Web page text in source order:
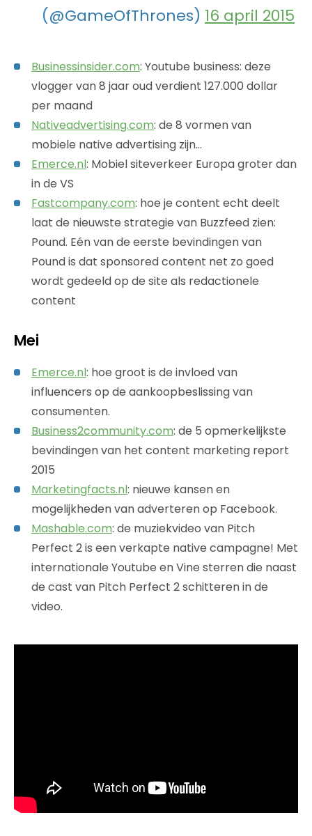
(@GameOfThrones) 16 april 2015
Businessinsider.com: Youtube business: deze
vlogger van 8 jaar oud verdient 127.000 dollar
per maand
Nativeadvertising.com: de 8 vormen van
mobiele native advertising zijn…
Emerce.nl: Mobiel siteverkeer Europa groter dan
in de VS
Fastcompany.com: hoe je content echt deelt
laat de nieuwste strategie van Buzzfeed zien:
Pound. Eén van de eerste bevindingen van
Pound is dat sponsored content net zo goed
wordt gedeeld op de site als redactionele
content
Mei
Emerce.nl: hoe groot is de invloed van
influencers op de aankoopbeslissing van
consumenten.
Business2community.com: de 5 opmerkelijkste
bevindingen van het content marketing report
2015
Marketingfacts.nl: nieuwe kansen en
mogelijkheden van adverteren op Facebook.
Mashable.com: de muziekvideo van Pitch
Perfect 2 is een verkapte native campagne! Met
internationale Youtube en Vine sterren die naast
de cast van Pitch Perfect 2 schitteren in de
video.